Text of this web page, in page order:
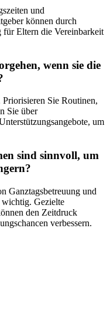
und
können durch
Eltern die Vereinbarkeit
wenn sie die
Sie Routinen,
Sie über
um
sind sinnvoll, um
Ganztagsbetreuung und
Gezielte
den Zeitdruck
verbessern.